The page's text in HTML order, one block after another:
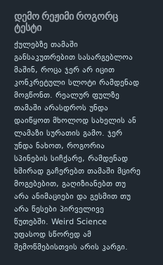
დემო რეჟიმი როგორც
ტესტი
ქულებზე თამაში
განსაკუთრებით სასარგებლოა
მაშინ, როცა ჯერ არ იცით
კონკრეტული სლოტი რამდენად
მოგწონთ. რეალურ ფულზე
თამაში არასდროს უნდა
დაიწყოთ მხოლოდ სახელის ან
ლამაზი სურათის გამო. ჯერ
უნდა ნახოთ, როგორია
სპინების სიჩქარე, რამდენად
ხშირად გაჩერებთ თამაში მცირე
მოგებებით, გაღიზიანებთ თუ
არა ანიმაციები და გესმით თუ
არა წესები პირველივე
წუთებში. Weird Science
უფასოდ სწორედ ამ
შემოწმებისთვის არის კარგი.